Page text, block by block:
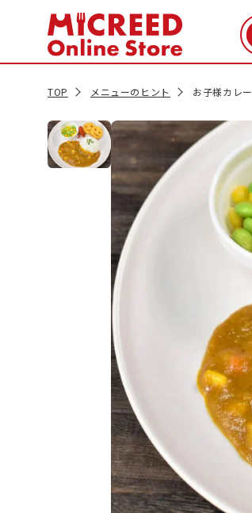
TOP メニューのヒント お子様カレー